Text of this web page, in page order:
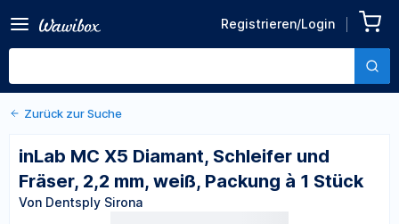
Registrieren/Login
Schleifer und Fräser, 2,2
mm, weiß, Packung à 1
Von Dentsply Sirona
Zurück zu den Produktdetails
Zurück zur Suche
inLab MC X5 Diamant, Schleifer und
Fräser, 2,2 mm, weiß, Packung à 1 Stück
Von Dentsply Sirona